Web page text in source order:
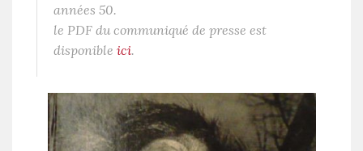
années 50.
le PDF du communiqué de presse est
disponible ici.